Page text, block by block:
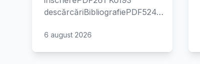
descărcăriBibliografiePDF524…
6 august 2026